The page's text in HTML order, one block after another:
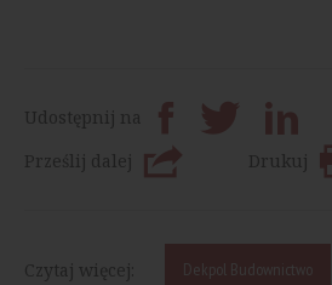
Udostępnij na
Prześlij dalej
Drukuj
Czytaj więcej: Dekpol Budownictwo